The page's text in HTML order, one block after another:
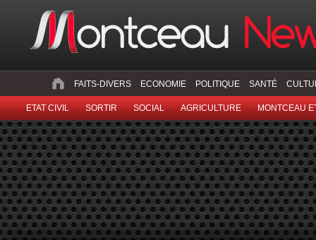
FAITS-DIVERS ECONOMIE POLITIQUE SANTÉ
ETAT CIVIL SORTIR SOCIAL AGRICULTURE MONTCEAU